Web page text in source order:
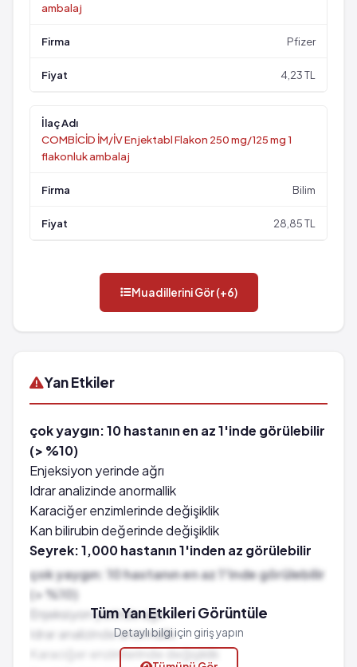
ambalaj
Pfizer
4,23 TL
COMBİCİD İM/İV Enjektabl Flakon 250 mg/125 mg 1
flakonluk ambalaj
Bilim
28,85 TL
Muadillerini Gör (+6)
Yan Etkiler
çok yaygın: 10 hastanın en az 1'inde görülebilir
(> %10)
Enjeksiyon yerinde ağrı
Idrar analizinde anormallik
Karaciğer enzimlerinde değişiklik
Kan bilirubin değerinde değişiklik
Seyrek: 1,000 hastanın 1'inden az görülebilir
(%0.1 - %0.01)
Böbrek iltihabı
Havale
çok seyrek: 10,000 hastanın birinden az
görülebilir (%0.001 - %0.01)
çok yaygın: 10 hastanın en az 1'inde görülebilir
(> %10)
Enjeksiyon yerinde ağrı
Idrar analizinde anormallik
Karaciğer enzimlerinde değişiklik
Tüm Yan Etkileri Görüntüle
Detaylı bilgi için giriş yapın